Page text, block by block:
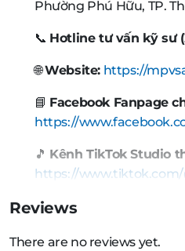
Phường Phú Hữu, TP.
📞 Hotline tư vấn kỹ sư
🌐Website: https://
📘 Facebook Fanpage
https://
🎵 Kênh TikTok Studio
https://
Reviews
There are no reviews yet.